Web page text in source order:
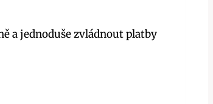
a jednoduše zvládnout platby